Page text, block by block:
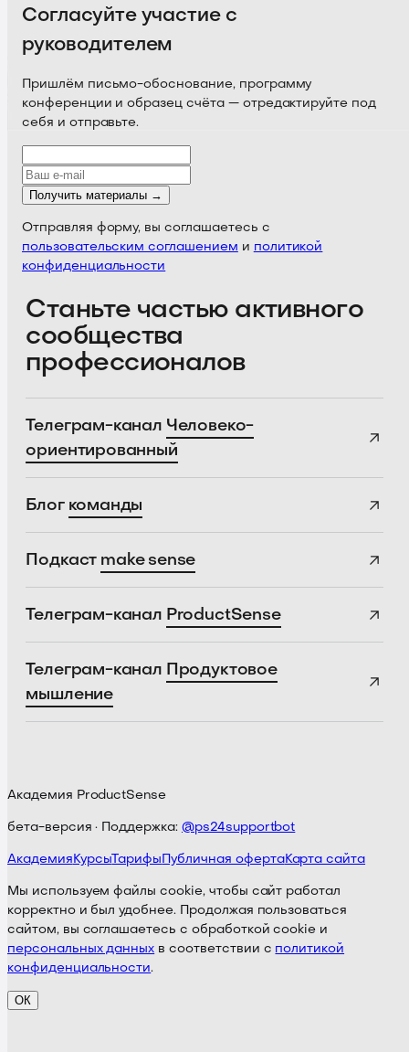
Согласуйте участие с
руководителем
Пришлём письмо-обоснование, программу
конференции и образец счёта — отредактируйте под
себя и отправьте.
Получить материалы →
Отправляя форму, вы соглашаетесь с
пользовательским соглашением и политикой
конфиденциальности
Станьте частью активного
сообщества
профессионалов
Телеграм-канал Человеко-
ориентированный
Блог команды
Подкаст make sense
Телеграм-канал ProductSense
Телеграм-канал Продуктовое
мышление
Академия ProductSense
бета-версия · Поддержка: @ps24supportbot
Академия КурсыТарифы Публичная офертаКарта сайта
Мы используем файлы cookie, чтобы сайт работал
корректно и был удобнее. Продолжая пользоваться
сайтом, вы соглашаетесь с обработкой cookie и
персональных данных в соответствии с политикой
конфиденциальности.
ОК